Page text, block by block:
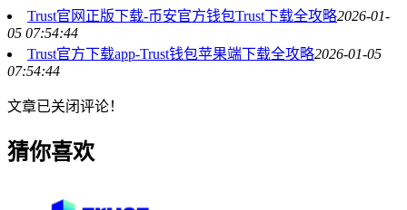
Trust官网正版下载-币安官方钱包Trust下载全攻略2026-01-
05 07:54:44
Trust官方下载app-Trust钱包苹果端下载全攻略2026-01-05
07:54:44
文章已关闭评论！
猜你喜欢